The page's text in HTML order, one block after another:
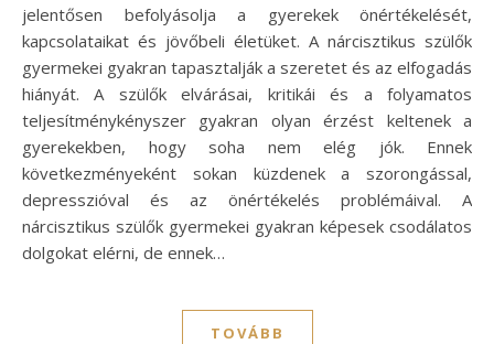
jelentősen befolyásolja a gyerekek önértékelését,
kapcsolataikat és jövőbeli életüket. A nárcisztikus szülők
gyermekei gyakran tapasztalják a szeretet és az elfogadás
hiányát. A szülők elvárásai, kritikái és a folyamatos
teljesítménykényszer gyakran olyan érzést keltenek a
gyerekekben, hogy soha nem elég jók. Ennek
következményeként sokan küzdenek a szorongással,
depresszióval és az önértékelés problémáival. A
nárcisztikus szülők gyermekei gyakran képesek csodálatos
dolgokat elérni, de ennek…
TOVÁBB